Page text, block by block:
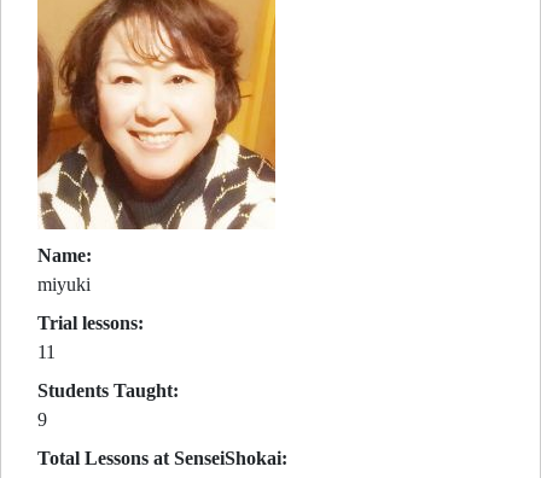
Name:
miyuki
Trial lessons:
11
Students Taught:
9
Total Lessons at SenseiShokai: